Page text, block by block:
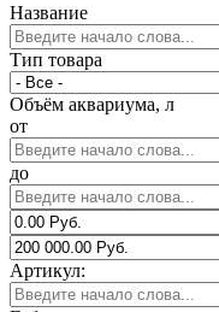
Название
Тип товара
Объём аквариума, л
от
до
Артикул: